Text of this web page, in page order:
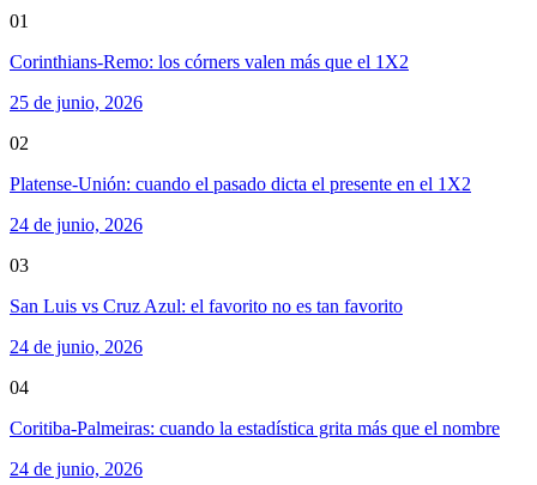
01
Corinthians-Remo: los córners valen más que el 1X2
25 de junio, 2026
02
Platense-Unión: cuando el pasado dicta el presente en el 1X2
24 de junio, 2026
03
San Luis vs Cruz Azul: el favorito no es tan favorito
24 de junio, 2026
04
Coritiba-Palmeiras: cuando la estadística grita más que el nombre
24 de junio, 2026